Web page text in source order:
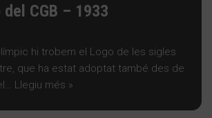
CGB – 1933
hi trobem el Logo de les sigles
que ha estat adoptat també des de
Llegiu més »